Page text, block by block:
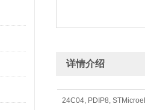
详情介绍
24C04, PDIP8,